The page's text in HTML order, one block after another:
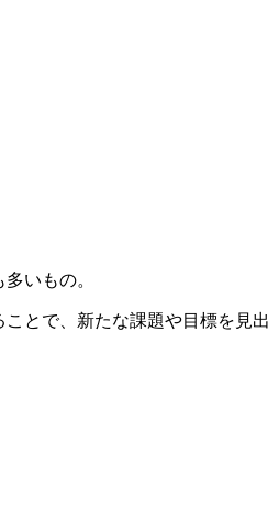
いもの。
とで、新たな課題や目標を見出